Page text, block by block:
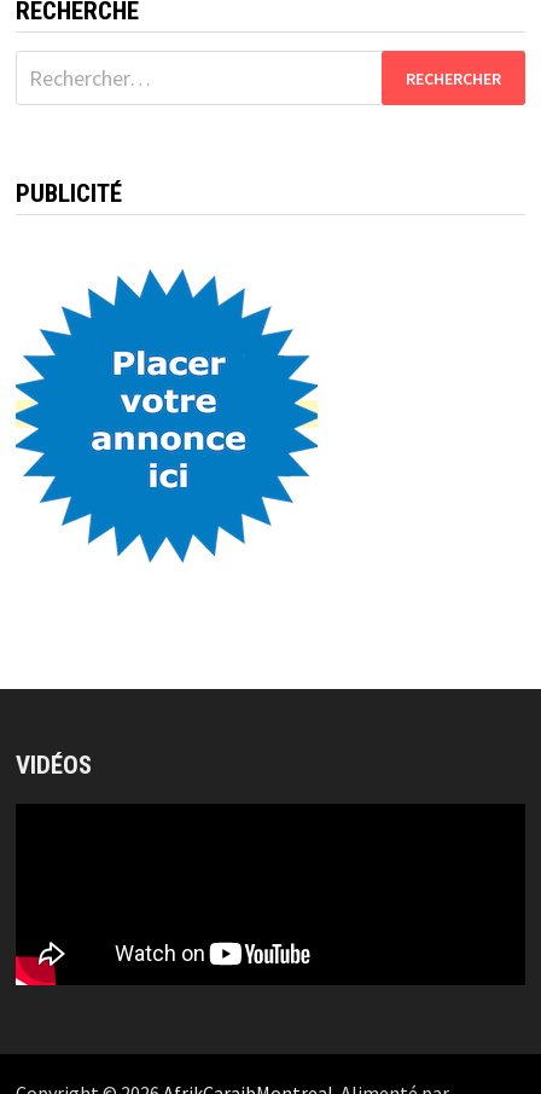
RECHERCHE
Rechercher :
PUBLICITÉ
VIDÉOS